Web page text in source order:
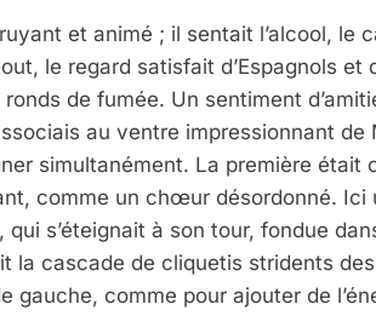
et animé ; il sentait l’alcool, le
le regard satisfait d’Espagnols
de fumée. Un sentiment
au ventre impressionnant
simultanément. La première
comme un chœur désordonné. Ici
qui s’éteignait à son tour, fondue
la cascade de cliquetis stridents
gauche, comme pour ajouter de